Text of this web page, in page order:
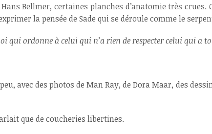
Bellmer, certaines planches d’anatomie très crues.
la pensée de Sade qui se déroule comme le
qui ordonne à celui qui n’a rien de respecter celui qui a
avec des photos de Man Ray, de Dora Maar, des
que de coucheries libertines.